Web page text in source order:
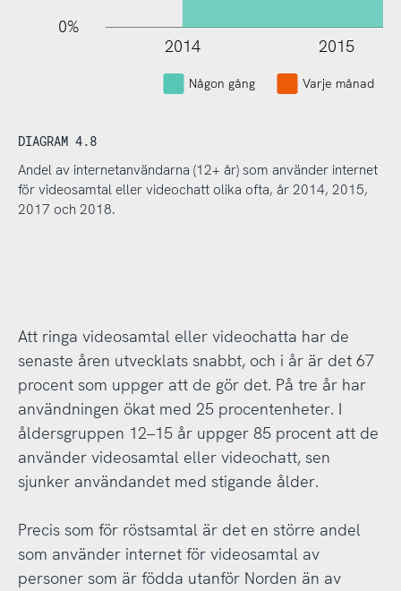
0%
2014 2015
Någon gång Varje månad
DIAGRAM 4.8
Andel av internetanvändarna (12+ år) som använder internet
för videosamtal eller videochatt olika ofta, år 2014, 2015,
2017 och 2018.
Att ringa videosamtal eller videochatta har de
senaste åren utvecklats snabbt, och i år är det 67
procent som uppger att de gör det. På tre år har
användningen ökat med 25 procentenheter. I
åldersgruppen 12–15 år uppger 85 procent att de
använder videosamtal eller videochatt, sen
sjunker användandet med stigande ålder.
Precis som för röstsamtal är det en större andel
som använder internet för videosamtal av
personer som är födda utanför Norden än av